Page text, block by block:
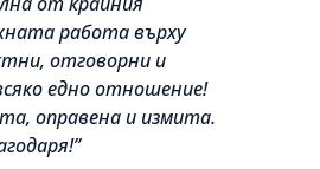
работа върху
отговорни и
едно отношение!
оправена и измита.